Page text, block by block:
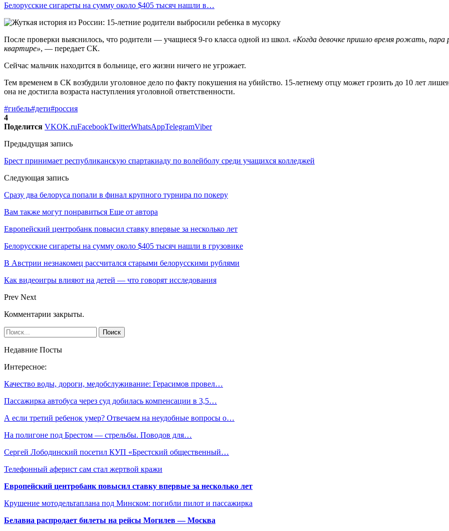
Белорусские сигареты на сумму около $405 тысяч нашли в…
После проверки выяснилось, что родители — учащиеся 9-го класса одной из школ. «Когда девочке пришло время рожать,
квартире», — передает СК.
Сейчас мальчик находится в больнице, его жизни ничего не угрожает.
Тем временем в СК возбудили уголовное дело по факту покушения на убийство. 15-летнему отцу может грозить до 10 лет
она не достигла возраста наступления уголовной ответственности.
#гибель#дети#россия
4
Поделится VKOK.ruFacebookTwitterWhatsAppTelegramViber
Предыдущая запись
Брест принимает республиканскую спартакиаду по волейболу среди учащихся колледжей
Следующая запись
Сразу два белоруса попали в финал крупного турнира по покеру
Вам также могут понравиться Еще от автора
Европейский центробанк повысил ставку впервые за несколько лет
Белорусские сигареты на сумму около $405 тысяч нашли в грузовике
В Австрии незнакомец рассчитался старыми белорусскими рублями
Как видеоигры влияют на детей — что говорят исследования
Prev Next
Комментарии закрыты.
Недавние Посты
Интересное:
Качество воды, дороги, медобслуживание: Герасимов провел…
Пассажирка автобуса через суд добилась компенсации в 3,5…
А если третий ребенок умер? Отвечаем на неудобные вопросы о…
На полигоне под Брестом — стрельбы. Поводов для…
Сергей Лободинский посетил КУП «Брестский общественный…
Телефонный аферист сам стал жертвой кражи
Европейский центробанк повысил ставку впервые за несколько лет
Крушение мотодельтаплана под Минском: погибли пилот и пассажирка
Белавиа распродает билеты на рейсы Могилев — Москва